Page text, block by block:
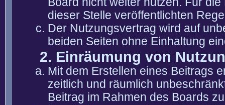
dieser Stelle veröffentlichten
Der Nutzungsvertrag wird auf
beiden Seiten ohne Einhaltung
2. Einräumung von
Mit dem Erstellen eines Beitrags
zeitlich und räumlich
Beitrag im Rahmen des Boards